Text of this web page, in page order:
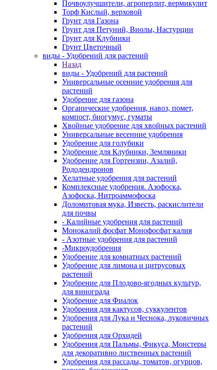
Почвоулучшители, агроперлит, вермикулит
Торф Кислый, верховой
Грунт для Газона
Грунт для Петуний, Виолы, Настурции
Грунт для Клубники
Грунт Цветочный
виды - Удобрений для растений
Назад
виды - Удобрений для растений
Универсальные осенние удобрения для
растений
Удобрение для газона
Органические удобрения, навоз, помет,
компост, биогумус, гуматы
Хвойные удобрение для хвойных растений
Универсальные весенние удобрения
Удобрение для голубики
Удобрение для Клубники, Земляники
Удобрение для Гортензии, Азалий,
Рододендронов
Хелатные удобрения для растений
Комплексные удобрения. Азофоска,
Азофоска, Нитроаммофоска
Доломитовая мука, Известь, раскислители
для почвы
- Калийные удобрения для растений
Монокалий фосфат Монофосфат калия
- Азотные удобрения для растений
-Микроудобрения
Удобрение для комнатных растений
Удобрение для лимона и цитрусовых
растений
Удобрение для Плодово-ягодных культур,
для винограда
Удобрение для Фиалок
Удобрения для кактусов, суккулентов
Удобрения для Лука и Чеснока, луковичных
растений
Удобрения для Орхидей
Удобрения для Пальмы, Фикуса, Монстеры
для декоративно лиственных растений
Удобрения для рассады, томатов, огурцов,